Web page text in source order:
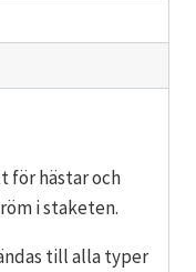
för hästar och
i staketen.
till alla typer